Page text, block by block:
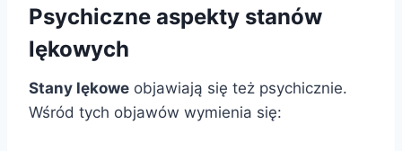
Psychiczne aspekty stanów
lękowych
Stany lękowe objawiają się też psychicznie.
Wśród tych objawów wymienia się: